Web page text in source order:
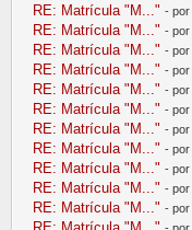
RE: Matrícula "M..." - por
RE: Matrícula "M..." - por
RE: Matrícula "M..." - por
RE: Matrícula "M..." - por
RE: Matrícula "M..." - por
RE: Matrícula "M..." - por
RE: Matrícula "M..." - por
RE: Matrícula "M..." - por
RE: Matrícula "M..." - por
RE: Matrícula "M..." - por
RE: Matrícula "M..." - por